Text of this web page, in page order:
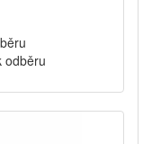
odběru